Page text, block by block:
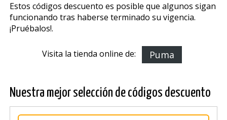
Estos códigos descuento es posible que algunos sigan
funcionando tras haberse terminado su vigencia.
¡Pruébalos!.
Visita la tienda online de: Puma
Nuestra mejor selección de códigos descuento